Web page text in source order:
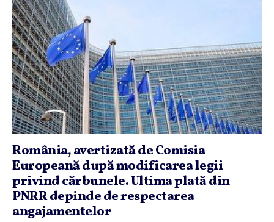
România, avertizată de Comisia
Europeană după modificarea legii
privind cărbunele. Ultima plată din
PNRR depinde de respectarea
angajamentelor